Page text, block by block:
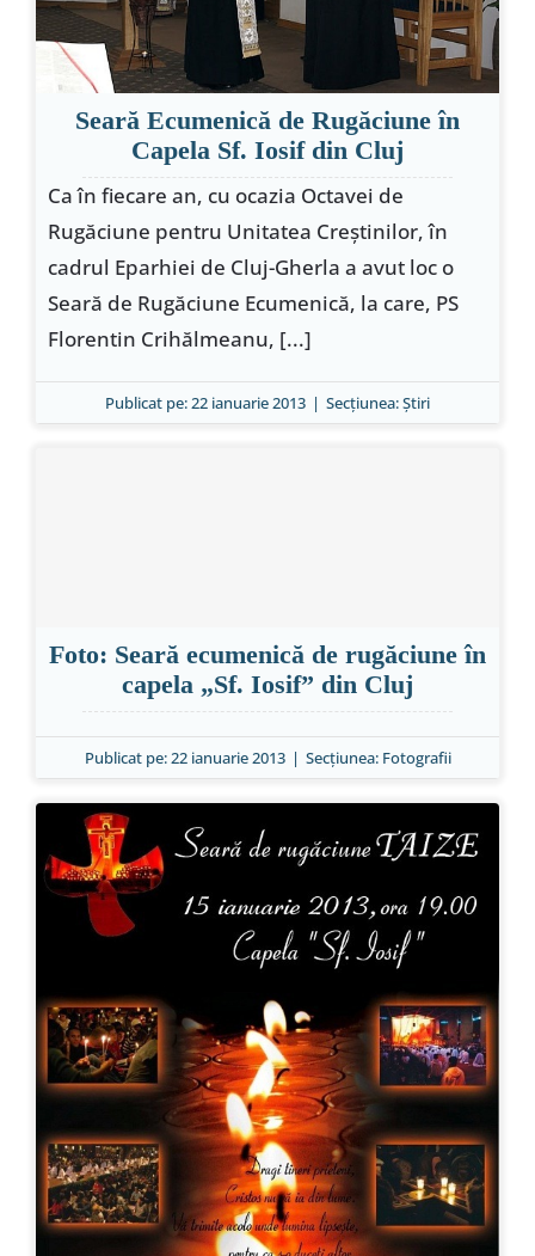
Seară Ecumenică de Rugăciune în
Capela Sf. Iosif din Cluj
Ca în fiecare an, cu ocazia Octavei de
Rugăciune pentru Unitatea Creştinilor, în
cadrul Eparhiei de Cluj-Gherla a avut loc o
Seară de Rugăciune Ecumenică, la care, PS
Florentin Crihălmeanu, [...]
Publicat pe: 22 ianuarie 2013 | Secțiunea:Ştiri
Foto: Seară ecumenică de rugăciune în
capela „Sf. Iosif” din Cluj
Publicat pe: 22 ianuarie 2013 | Secțiunea: Fotografii